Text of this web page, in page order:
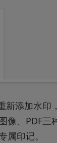
新添加水印
像、PDF
属印记。